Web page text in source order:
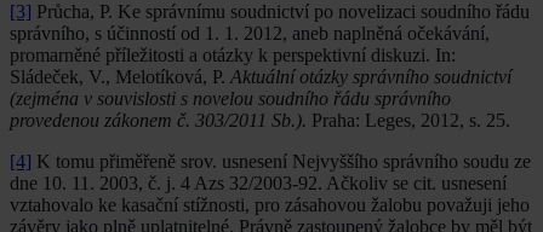
[3] Průcha, P. Ke správnímu soudnictví po novelizaci soudního řádu
správního, s účinností od 1. 1. 2012, aneb naplněná očekávání,
promarněné příležitosti a otázky k perspektivní diskuzi. In:
Sládeček, V., Melotíková, P. Aktuální otázky správního soudnictví
(zejména v souvislosti s novelou soudního řádu správního
provedenou zákonem č. 303/2011 Sb.). Praha: Leges, 2012, s. 25.
[4] K tomu přiměřeně srov. usnesení Nejvyššího správního soudu ze
dne 10. 11. 2003, č. j. 4 Azs 32/2003-92. Ačkoliv se cit. usnesení
vztahovalo ke kasační stížnosti, pro zásahovou žalobu považuji jeho
závěry jako plně uplatnitelné. Právně zastoupený žalobce by měl být